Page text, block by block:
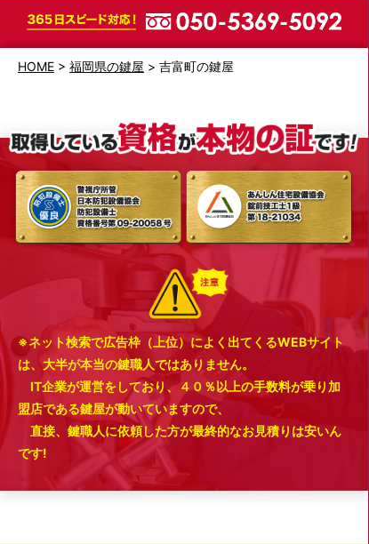
HOME > 福岡県の鍵屋 > 吉富町の鍵屋
※ネット検索で広告枠（上位）によく出てくるWEBサイト
は、大半が本当の鍵職人ではありません。
IT企業が運営をしており、４０％以上の手数料が乗り加
盟店である鍵屋が動いていますので、
直接、鍵職人に依頼した方が最終的なお見積りは安いん
です!